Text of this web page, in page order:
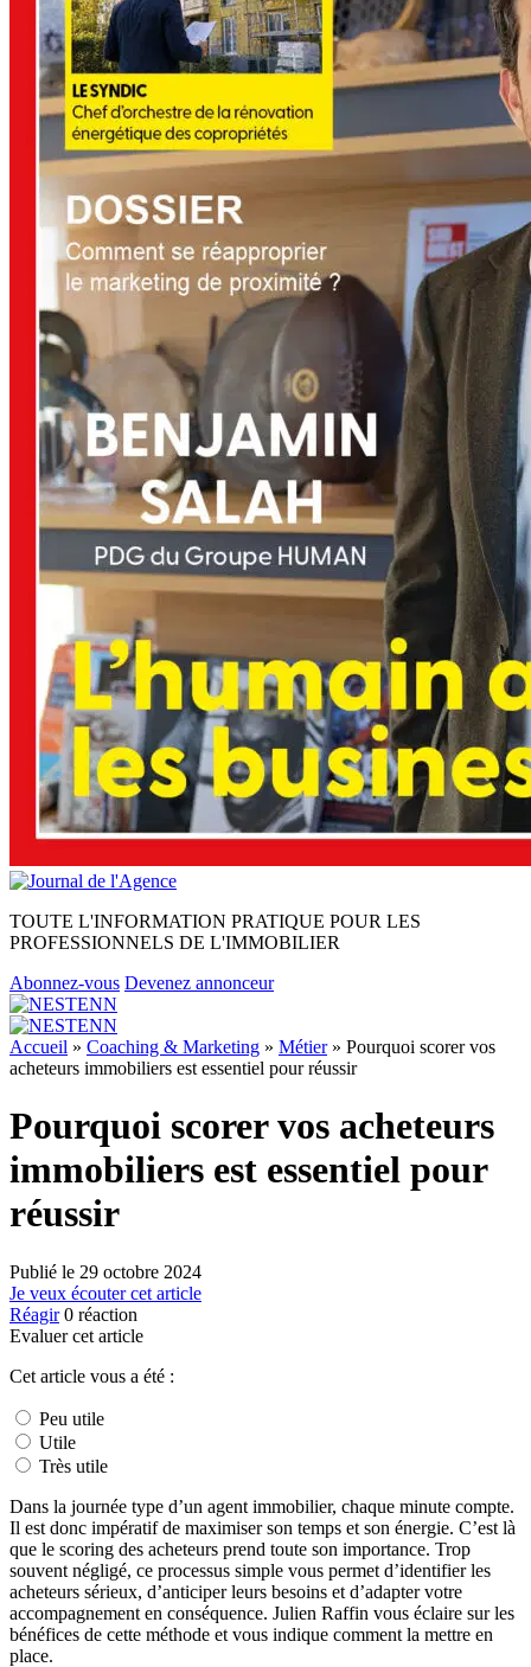
TOUTE L'INFORMATION PRATIQUE POUR LES
PROFESSIONNELS DE L'IMMOBILIER
Abonnez-vous Devenez annonceur
Accueil » Coaching & Marketing » Métier» Pourquoi scorer vos
acheteurs immobiliers est essentiel pour réussir
Pourquoi scorer vos acheteurs
immobiliers est essentiel pour
réussir
Publié le 29 octobre 2024
Je veux écouter cet article
Réagir 0 réaction
Evaluer cet article
Cet article vous a été :
Peu utile
Utile
Très utile
Dans la journée type d’un agent immobilier, chaque minute compte.
Il est donc impératif de maximiser son temps et son énergie. C’est là
que le scoring des acheteurs prend toute son importance. Trop
souvent négligé, ce processus simple vous permet d’identifier les
acheteurs sérieux, d’anticiper leurs besoins et d’adapter votre
accompagnement en conséquence. Julien Raffin vous éclaire sur les
bénéfices de cette méthode et vous indique comment la mettre en
place.